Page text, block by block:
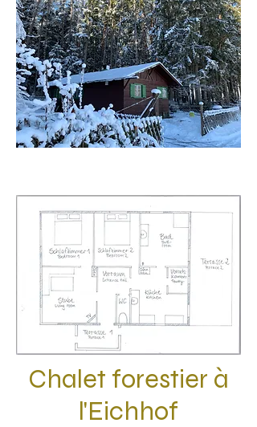
Chalet forestier à
l'Eichhof